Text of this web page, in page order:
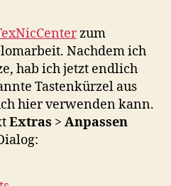
zum
Nachdem ich
hab ich jetzt endlich
Tastenkürzel aus
hier verwenden kann.
Extras > Anpassen